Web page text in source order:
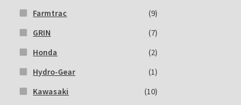
Farmtrac
(9)
GRIN
(7)
Honda
(2)
Hydro-Gear
(1)
Kawasaki
(10)